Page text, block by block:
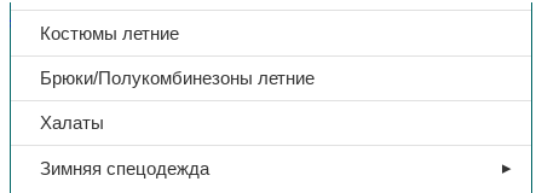
0
Костюмы летние
Брюки/Полукомбинезоны летние
Халаты
Зимняя спецодежда
Главная страница»Каталог»Тапочки вельвет, резина